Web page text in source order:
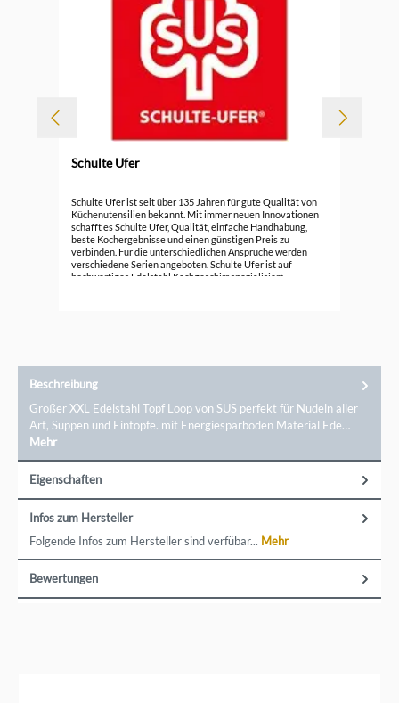
Schulte Ufer
Schulte Ufer ist seit über 135 Jahren für gute Qualität von
Küchenutensilien bekannt. Mit immer neuen Innovationen
schafft es Schulte Ufer, Qualität, einfache Handhabung,
beste Kochergebnisse und einen günstigen Preis zu
verbinden. Für die unterschiedlichen Ansprüche werden
verschiedene Serien angeboten. Schulte Ufer ist auf
hochwertiges Edelstahl Kochgeschirr spezialisiert.
Beschreibung
Großer XXL Edelstahl Topf Loop von SUS perfekt für Nudeln aller
Art, Suppen und Eintöpfe. mit Energiesparboden Material Ede…
Mehr
Eigenschaften
Infos zum Hersteller
Folgende Infos zum Hersteller sind verfübar... Mehr
Bewertungen